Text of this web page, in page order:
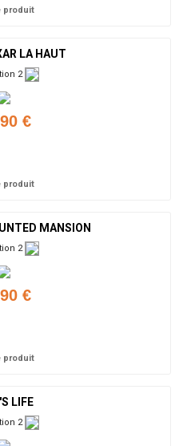
produit
LA HAUT
2
€
produit
MANSION
2
€
produit
LIFE
2